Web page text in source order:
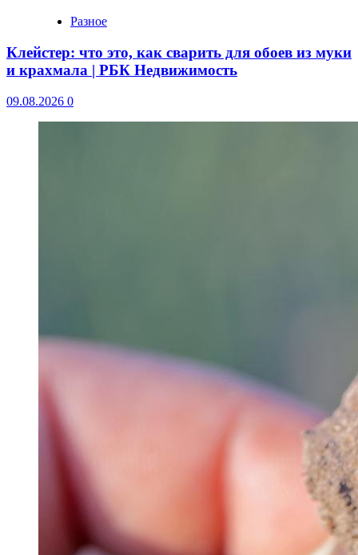
Разное
Клейстер: что это, как сварить для обоев из муки
и крахмала | РБК Недвижимость
09.08.2026 0